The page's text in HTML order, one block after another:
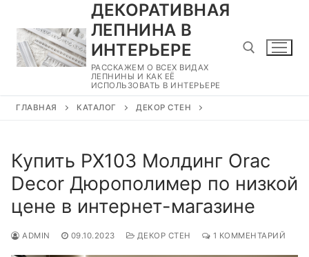
содержимому
ДЕКОРАТИВНАЯ
ЛЕПНИНА В
ИНТЕРЬЕРЕ
РАССКАЖЕМ О ВСЕХ ВИДАХ
ЛЕПНИНЫ И КАК ЕЁ
ИСПОЛЬЗОВАТЬ В ИНТЕРЬЕРЕ
ГЛАВНАЯ КАТАЛОГ ДЕКОР СТЕН
Купить PX103 Молдинг Orac
Decor Дюрополимер по низкой
цене в интернет-магазине
ADMIN 09.10.2023 ДЕКОР СТЕН 1 КОММЕНТАРИЙ